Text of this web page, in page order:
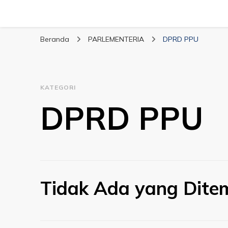
Beranda PARLEMENTERIA DPRD PPU
KATEGORI
DPRD PPU
Tidak Ada yang